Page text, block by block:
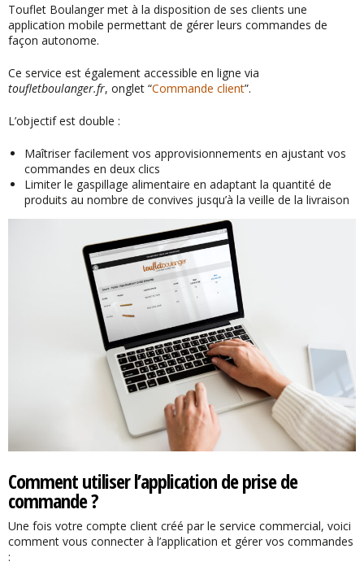
Touflet Boulanger met à la disposition de ses clients une
application mobile permettant de gérer leurs commandes de
façon autonome.
Ce service est également accessible en ligne via
toufletboulanger.fr, onglet “Commande client”.
L’objectif est double :
Maîtriser facilement vos approvisionnements en ajustant vos
commandes en deux clics
Limiter le gaspillage alimentaire en adaptant la quantité de
produits au nombre de convives jusqu’à la veille de la livraison
Comment utiliser l’application de prise de
commande ?
Une fois votre compte client créé par le service commercial, voici
comment vous connecter à l’application et gérer vos commandes
: